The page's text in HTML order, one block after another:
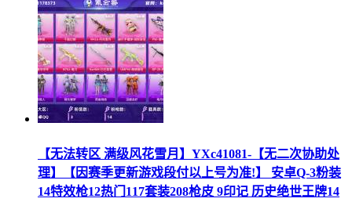
【无法转区 满级风花雪月】YXc41081-【无二次协助处
理】【因赛季更新游戏段付以上号为准!】 安卓Q-3粉装
14特效枪12热门117套装208枪皮 9印记 历史绝世王牌14